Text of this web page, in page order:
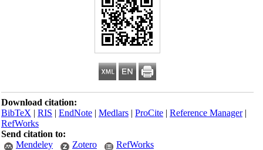
Download citation:
BibTeX|RIS|EndNote|Medlars|ProCite|Reference Manager
RefWorks
Send citation to:
Mendeley
Zotero RefWorks